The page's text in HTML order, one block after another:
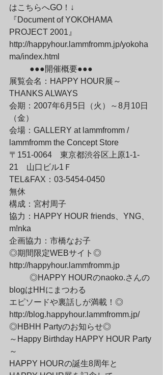
はこちらへGO！↓
『Document of YOKOHAMA
PROJECT 2001』
http://happyhour.lammfromm.jp/yokoha
ma/index.html
展覧会名：HAPPY HOUR展～
THANKS ALWAYS
会期：2007年6月5日（火）～8月10日
（金）
会場：GALLERY at lammfromm /
lammfromm the Concept Store
〒151-0064　東京都渋谷区上原1-1-
21　山口ビル1Ｆ
TEL&FAX：03-5454-0450
無休
構成：宮村周子
協力：HAPPY HOUR friends、YNG、
m!nka
企画協力：市橋なお子
◎期間限定WEBサイト◎
http://happyhour.lammfromm.jp
blogはHHにまつわる
エピソードや裏話しが満載！◎
http://blog.happyhour.lammfromm.jp/
◎HBHH Partyのお知らせ◎
～Happy Birthday HAPPY HOUR Party
～
HAPPY HOURの誕生8周年と